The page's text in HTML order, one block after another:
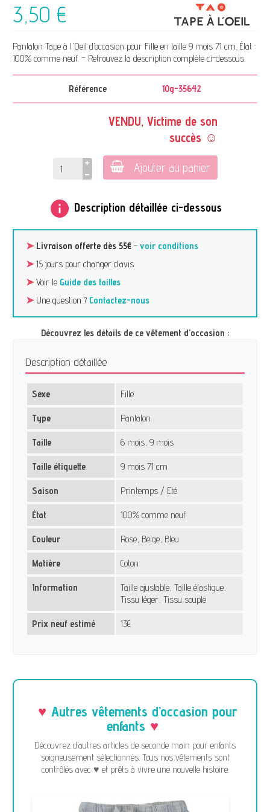
3,50 €
Pantalon Tape à l'Oeil d’occasion pour Fille en taille 9 mois 71 cm. État :
100% comme neuf. – Retrouvez la description complète ci-dessous.
Référence 10g-35642
VENDU, Victime de son
succès ☺
Ajouter au panier
info Description détaillée ci-dessous
➤ Livraison offerte dès 55€ -voir conditions
➤15 jours pour changer d’avis
➤Voir le Guide des tailles
➤Une question ? Contactez-nous
Découvrez les détails de ce vêtement d’occasion :
Description détaillée
Sexe Fille
Type Pantalon
Taille 6 mois, 9 mois
Taille étiquette 9 mois 71 cm
Saison Printemps / Eté
État 100% comme neuf
Couleur Rose, Beige, Bleu
Matière Coton
Information
Taille ajustable, Taille élastique,
Tissu léger, Tissu souple
Prix neuf estimé 13€
Autres vêtements d’occasion pour
enfants
Découvrez d’autres articles de seconde main pour enfants
soigneusement sélectionnés. Tous nos vêtements sont
contrôlés avec ♥ et prêts à vivre une nouvelle histoire.